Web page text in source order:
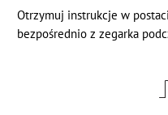
Otrzymuj instrukcje w
bezpośrednio z zegarka